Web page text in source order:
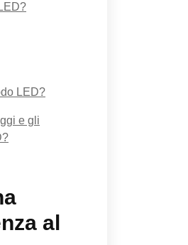
LED?
e gli
al